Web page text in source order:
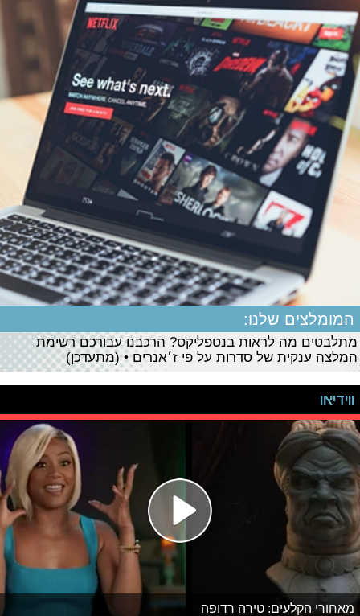
המומלצים שלנו:
מתלבטים מה לראות בנטפליקס? הרכבנו עבורכם רשימת
המלצה ענקית של סדרות על פי ז׳אנרים • (מתעדכן)
ווידיאו
מאחורי הקלעים: טירה רדופה